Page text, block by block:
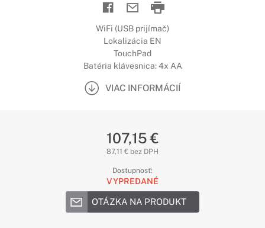
WiFi (USB prijímač)
Lokalizácia EN
TouchPad
Batéria klávesnica: 4x AA
VIAC INFORMÁCIÍ
107,15 €
87,11 € bez DPH
Dostupnosť:
VYPREDANÉ
OTÁZKA NA PRODUKT